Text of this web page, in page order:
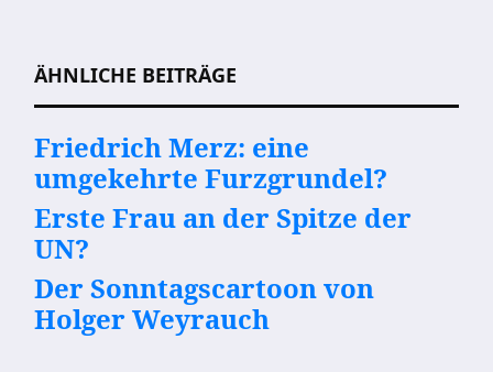
ÄHNLICHE BEITRÄGE
Friedrich Merz: eine
umgekehrte Furzgrundel?
Erste Frau an der Spitze der
UN?
Der Sonntagscartoon von
Holger Weyrauch